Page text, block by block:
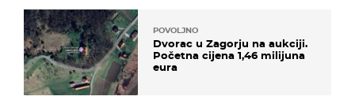
POVOLJNO
Dvorac u Zagorju na aukciji.
Početna cijena 1,46 milijuna
eura